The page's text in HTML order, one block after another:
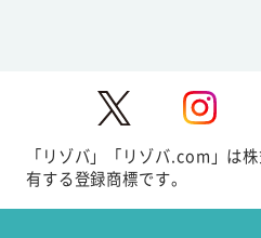
「リゾバ」「リゾバ.com」は
有する登録商標です。